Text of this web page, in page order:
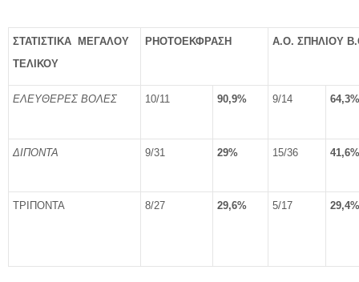
ΣΤΑΤΙΣΤΙΚΑ ΜΕΓΑΛΟΥ
ΤΕΛΙΚΟΥ
PHOTOΕΚΦΡΑΣΗ Α.Ο. ΣΠΗΛΙΟΥ
ΕΛΕΥΘΕΡΕΣ ΒΟΛΕΣ 10/11 90,9% 9/14 64,3%
ΔΙΠΟΝΤΑ 9/31 29% 15/36 41,6%
ΤΡΙΠΟΝΤΑ 8/27 29,6% 5/17 29,4%